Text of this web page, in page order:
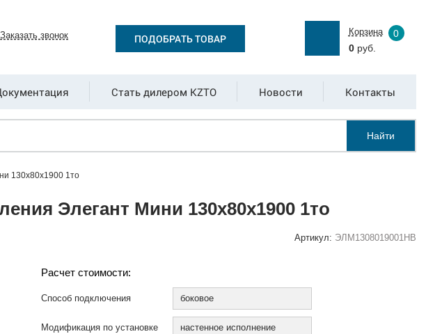
Заказать звонок ПОДОБРАТЬ ТОВАР
Корзина
0
0руб.
Стать дилером KZTO Новости Контакты
Найти
130x80x1900 1то
Элегант Мини 130x80x1900 1то
Артикул: ЭЛМ1308019001НВ
Расчет стоимости:
Способ подключения боковое
Модификация по установке настенное исполнение